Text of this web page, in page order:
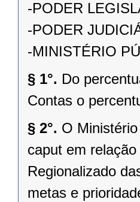
-PODER
-PODER
-MINISTÉRIO
§ 1°. Do
Contas o
§ 2°. O
caput em
Regionalizado
metas e